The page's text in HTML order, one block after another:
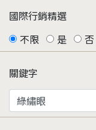
國際行銷精選
不限
是 否
關鍵字